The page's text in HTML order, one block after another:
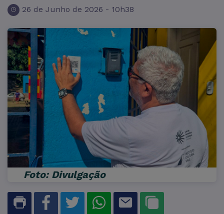
26 de Junho de 2026 - 10h38
Foto: Divulgação